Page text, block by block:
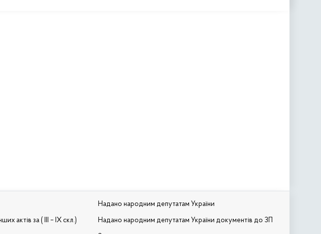
актів за ( III – IX скл.)
Надано народним депутатам України
Надано народним депутатам України документів до ЗП